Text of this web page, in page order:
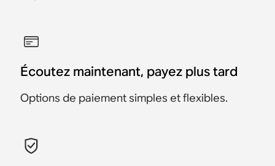
Écoutez maintenant, payez plus tard
Options de paiement simples et flexibles.